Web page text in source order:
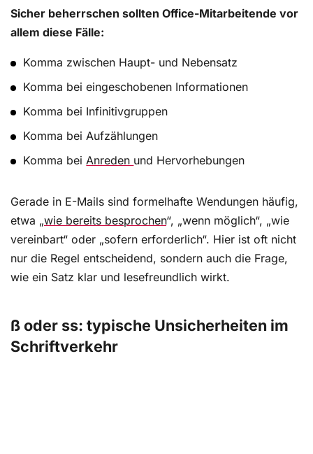
Sicher beherrschen sollten Office-Mitarbeitende vor
allem diese Fälle:
Komma zwischen Haupt- und Nebensatz
Komma bei eingeschobenen Informationen
Komma bei Infinitivgruppen
Komma bei Aufzählungen
Komma beiAnreden und Hervorhebungen
Gerade in E-Mails sind formelhafte Wendungen häufig,
etwa „wie bereits besprochen“, „wenn möglich“, „wie
vereinbart“ oder „sofern erforderlich“. Hier ist oft nicht
nur die Regel entscheidend, sondern auch die Frage,
wie ein Satz klar und lesefreundlich wirkt.
ß oder ss: typische Unsicherheiten im
Schriftverkehr